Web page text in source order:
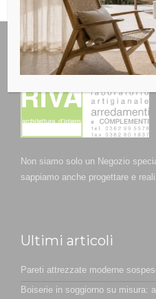
Non siamo solo un Negozio
sappiamo anche progettare e
Ultimi articoli
Pareti attrezzate moderne
Boiserie in soggiorno su misura: